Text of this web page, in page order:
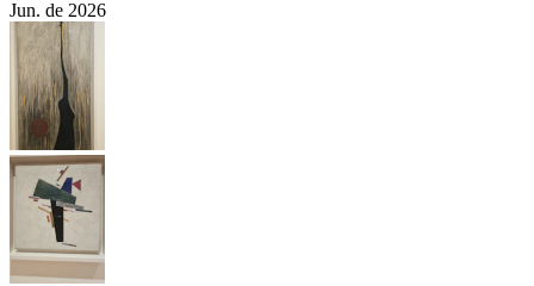
Jun. de 2026